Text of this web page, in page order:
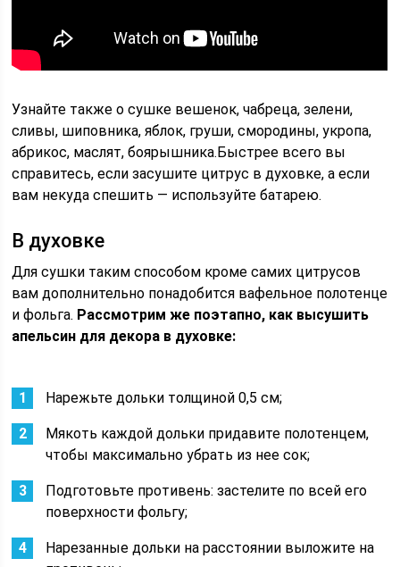
Узнайте также о сушке вешенок, чабреца, зелени,
сливы, шиповника, яблок, груши, смородины, укропа,
абрикос, маслят, боярышника.Быстрее всего вы
справитесь, если засушите цитрус в духовке, а если
вам некуда спешить — используйте батарею.
В духовке
Для сушки таким способом кроме самих цитрусов
вам дополнительно понадобится вафельное полотенце
и фольга. Рассмотрим же поэтапно, как высушить
апельсин для декора в духовке:
Нарежьте дольки толщиной 0,5 см;
Мякоть каждой дольки придавите полотенцем,
чтобы максимально убрать из нее сок;
Подготовьте противень: застелите по всей его
поверхности фольгу;
Нарезанные дольки на расстоянии выложите на